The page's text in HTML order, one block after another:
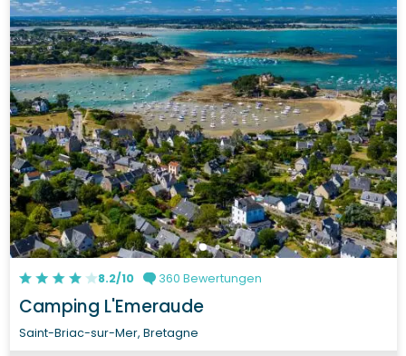
8.2/10 360 Bewertungen
Camping L'Emeraude
Saint-Briac-sur-Mer, Bretagne